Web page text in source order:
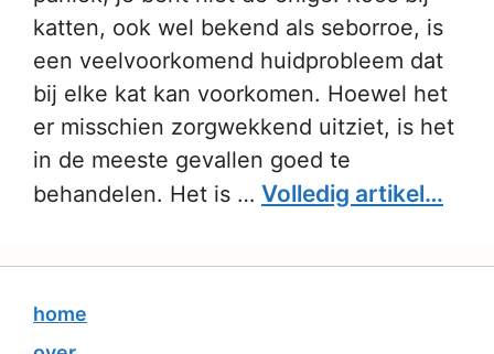
katten, ook wel bekend als seborroe, is
een veelvoorkomend huidprobleem dat
bij elke kat kan voorkomen. Hoewel het
er misschien zorgwekkend uitziet, is het
in de meeste gevallen goed te
behandelen. Het is … Volledig artikel…
home